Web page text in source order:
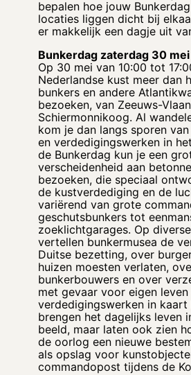
bepalen hoe jouw
locaties liggen dicht bij
er makkelijk een dagje uit
Bunkerdag zaterdag 30
Op 30 mei van 10:00 tot
Nederlandse kust meer dan
bunkers en andere
bezoeken, van Zeeuws-
Schiermonnikoog. Al
kom je dan langs sporen
en verdedigingswerken in
de Bunkerdag kun je een
verscheidenheid aan
bezoeken, die speciaal
de kustverdediging en de
variërend van grote
geschutsbunkers tot
zoeklichtgarages. Op
vertellen bunkermusea de
Duitse bezetting, over
huizen moesten verlaten,
bunkerbouwers en over
met gevaar voor eigen leven
verdedigingswerken in kaart
brengen het dagelijks leven
beeld, maar laten ook zien
de oorlog een nieuwe
als opslag voor
commandopost tijdens de